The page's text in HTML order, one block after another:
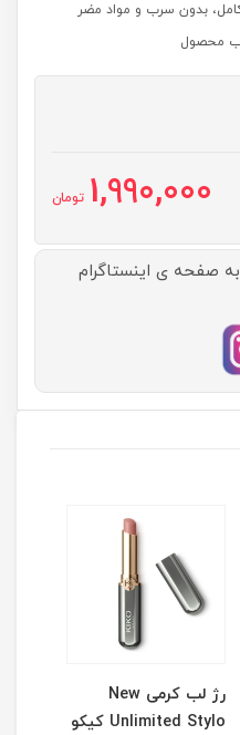
بدون سرب و مواد مضر
1,990,000 تومان
صفحه ی اینستاگرام
رژ لب کرمی New
Unlimited Stylo کیکو